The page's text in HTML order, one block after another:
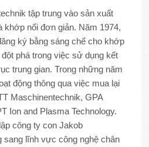
tập trung vào sản xuất
khớp nối đơn giản. Năm 1974,
ký bằng sáng chế cho khớp
phá trong việc sử dụng kết
trung gian. Trong những năm
động thông qua việc mua lại
Maschinentechnik, GPA
Ion and Plasma Technology.
công ty con Jakob
sang lĩnh vực công nghệ chân